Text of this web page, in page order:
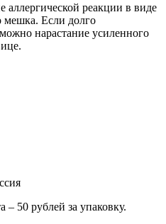
реакции в виде
мешка. Если долго
нарастание усиленного
– 50 рублей за упаковку.